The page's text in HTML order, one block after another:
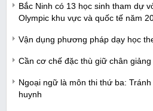
Bắc Ninh có 13 học sinh tham dự
Olympic khu vực và quốc tế năm
Vận dụng phương pháp dạy học
Cần cơ chế đặc thù giữ chân
Ngoại ngữ là môn thi thứ ba:
huynh